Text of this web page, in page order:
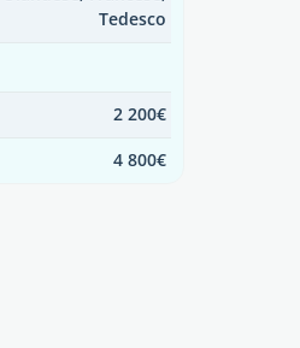
Tedesco
2 200€
4 800€